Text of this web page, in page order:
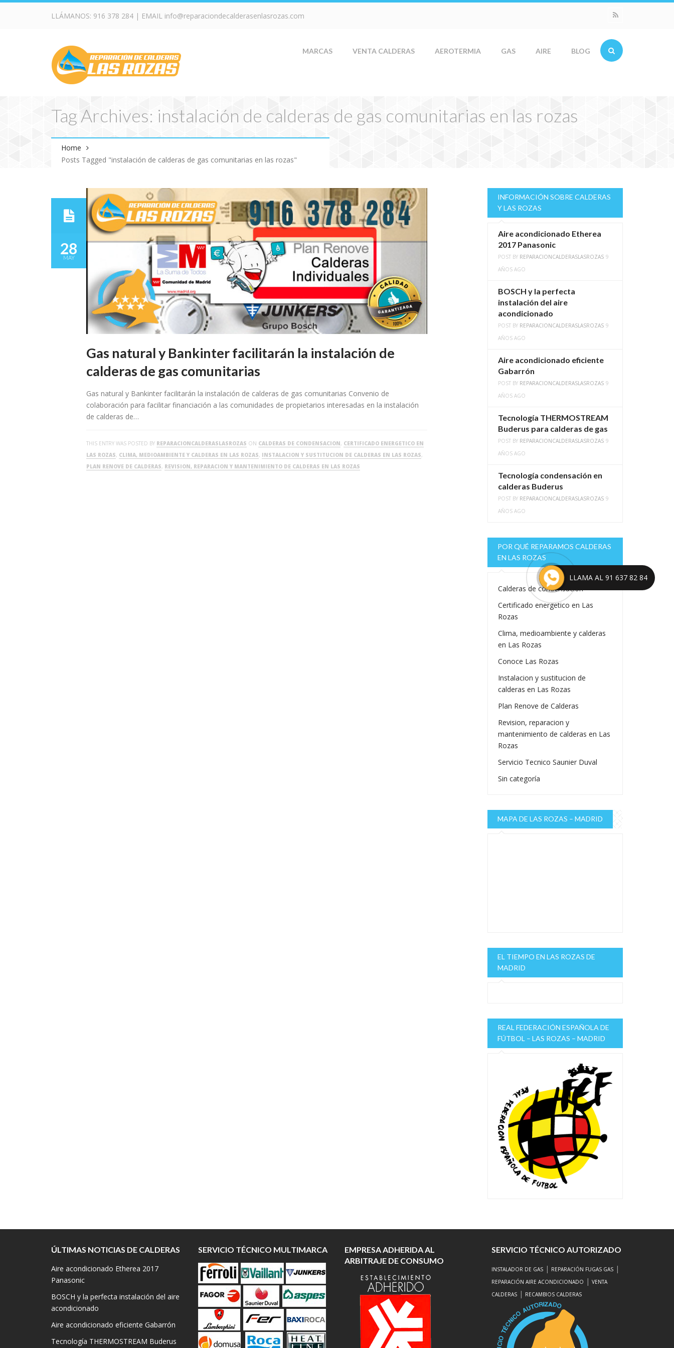
LLÁMANOS: 916 378 284 | EMAIL info@reparaciondecalderasenlasrozas.com
MARCAS VENTA CALDERAS AEROTERMIA GAS AIRE BLOG
Tag Archives: instalación de calderas de gas comunitarias en las rozas
Home
Posts Tagged "instalación de calderas de gas comunitarias en las rozas"
28
MAY
Gas natural y Bankinter facilitarán la instalación de
calderas de gas comunitarias
Gas natural y Bankinter facilitarán la instalación de calderas de gas comunitarias Convenio de
colaboración para facilitar financiación a las comunidades de propietarios interesadas en la instalación
de calderas de…
THIS ENTRY WAS POSTED BY REPARACIONCALDERASLASROZAS ON CALDERAS DE CONDENSACION, CERTIFICADO ENERGETICO EN
LAS ROZAS, CLIMA, MEDIOAMBIENTE Y CALDERAS EN LAS ROZAS, INSTALACION Y SUSTITUCION DE CALDERAS EN LAS ROZAS,
PLAN RENOVE DE CALDERAS, REVISION, REPARACION Y MANTENIMIENTO DE CALDERAS EN LAS ROZAS
INFORMACIÓN SOBRE CALDERAS
Y LAS ROZAS
Aire acondicionado Etherea
2017 Panasonic
POST BY REPARACIONCALDERASLASROZAS 9
AÑOS AGO
BOSCH y la perfecta
instalación del aire
acondicionado
POST BY REPARACIONCALDERASLASROZAS 9
AÑOS AGO
Aire acondicionado eficiente
Gabarrón
POST BY REPARACIONCALDERASLASROZAS 9
AÑOS AGO
Tecnología THERMOSTREAM
Buderus para calderas de gas
POST BY REPARACIONCALDERASLASROZAS 9
AÑOS AGO
Tecnología condensación en
calderas Buderus
POST BY REPARACIONCALDERASLASROZAS 9
AÑOS AGO
POR QUÉ REPARAMOS CALDERAS
EN LAS ROZAS
Calderas de condensacion
Certificado energetico en Las
Rozas
Clima, medioambiente y calderas
en Las Rozas
Conoce Las Rozas
Instalacion y sustitucion de
calderas en Las Rozas
Plan Renove de Calderas
Revision, reparacion y
mantenimiento de calderas en Las
Rozas
Servicio Tecnico Saunier Duval
Sin categoría
MAPA DE LAS ROZAS – MADRID
EL TIEMPO EN LAS ROZAS DE
MADRID
REAL FEDERACIÓN ESPAÑOLA DE
FÚTBOL – LAS ROZAS – MADRID
ÚLTIMAS NOTICIAS DE CALDERAS
Aire acondicionado Etherea 2017
Panasonic
BOSCH y la perfecta instalación del aire
acondicionado
Aire acondicionado eficiente Gabarrón
Tecnología THERMOSTREAM Buderus
SERVICIO TÉCNICO MULTIMARCA
EMPRESA ADHERIDA AL
ARBITRAJE DE CONSUMO
SERVICIO TÉCNICO AUTORIZADO
INSTALADOR DE GAS| REPARACIÓN FUGAS GAS|
REPARACIÓN AIRE ACONDICIONADO | VENTA
CALDERAS| RECAMBIOS CALDERAS
LLAMA AL 91 637 82 84